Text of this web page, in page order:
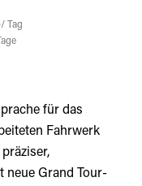
/ Tag
Tage
für das
Fahrwerk
neue Grand Tour-